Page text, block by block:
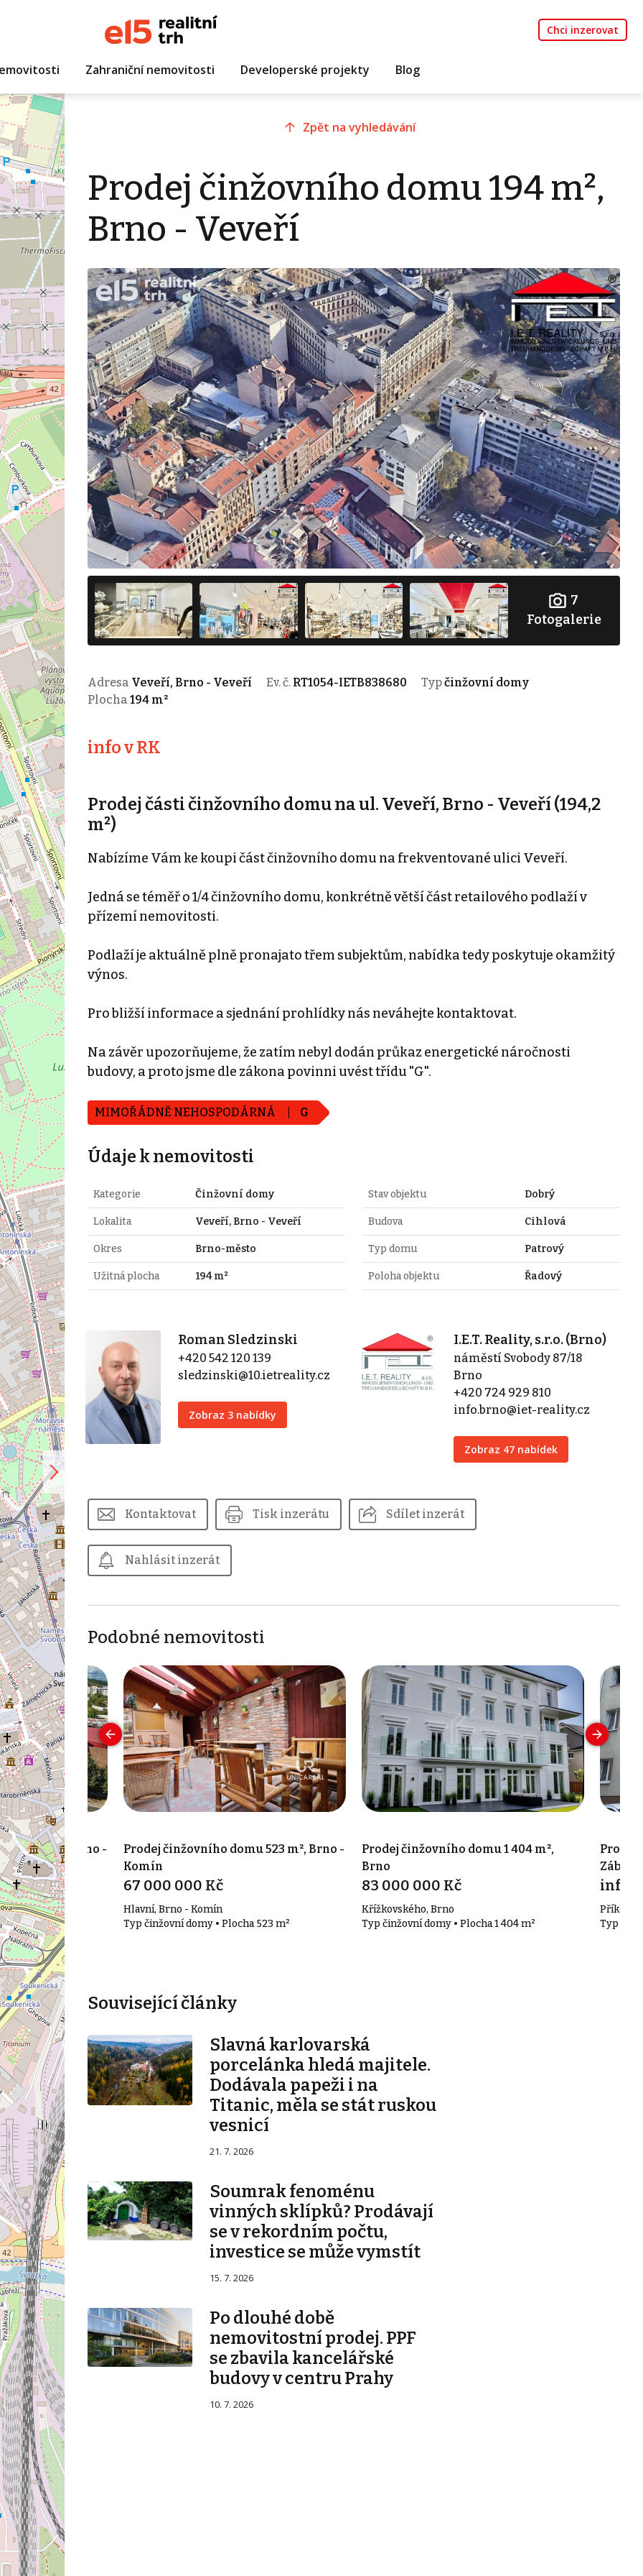
Chci inzerovat
Zahraniční nemovitosti Developerské projekty Blog
Zpět na vyhledávání
Prodej činžovního domu 194 m²,
Brno - Veveří
7
Fotogalerie
Adresa Veveří, Brno - Veveří Ev. č. RT1054-IETB838680 Typčinžovní domy
Plocha 194 m²
info v RK
Prodej části činžovního domu na ul. Veveří, Brno - Veveří (194,2
m²)
Nabízíme Vám ke koupi část činžovního domu na frekventované ulici Veveří.
Jedná se téměř o 1/4 činžovního domu, konkrétně větší část retailového podlaží v
přízemí nemovitosti.
Podlaží je aktuálně plně pronajato třem subjektům, nabídka tedy poskytuje okamžitý
výnos.
Pro bližší informace a sjednání prohlídky nás neváhejte kontaktovat.
Na závěr upozorňujeme, že zatím nebyl dodán průkaz energetické náročnosti
budovy, a proto jsme dle zákona povinni uvést třídu "G".
MIMOŘÁDNĚ NEHOSPODÁRNÁ G
Údaje k nemovitosti
Kategorie Činžovní domy
Lokalita Veveří, Brno - Veveří
Okres Brno-město
Užitná plocha 194 m²
Stav objektu Dobrý
Budova Cihlová
Typ domu Patrový
Poloha objektu Řadový
Roman Sledzinski
+420 542 120 139
sledzinski@10.ietreality.cz
Zobraz 3 nabídky
I.E.T. Reality, s.r.o. (Brno)
náměstí Svobody 87/18
Brno
+420 724 929 810
info.brno@iet-reality.cz
Zobraz 47 nabídek
Kontaktovat Tisk inzerátu Sdílet inzerát
Nahlásit inzerát
Podobné nemovitosti
345 m², Brno -
345 m²
Prodej činžovního domu 523 m², Brno -
Komín
67 000 000 Kč
Hlavní, Brno - Komín
Typ činžovní domy • Plocha 523 m²
Prodej činžovního domu 1 404 m²,
Brno
83 000 000 Kč
Křížkovského, Brno
Typ činžovní domy • Plocha 1 404 m²
Prodej
info v
Příkop
Typ
Související články
Slavná karlovarská
porcelánka hledá majitele.
Dodávala papeži i na
Titanic, měla se stát ruskou
vesnicí
21. 7. 2026
Soumrak fenoménu
vinných sklípků? Prodávají
se v rekordním počtu,
investice se může vymstít
15. 7. 2026
Po dlouhé době
nemovitostní prodej. PPF
se zbavila kancelářské
budovy v centru Prahy
10. 7. 2026